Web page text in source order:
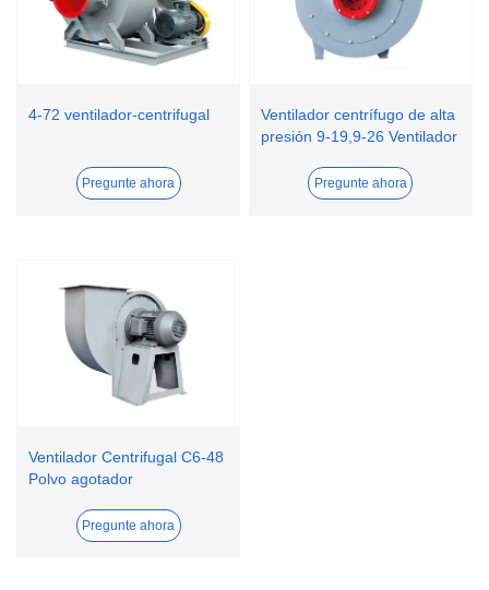
4-72 ventilador-centrifugal
Pregunte ahora
Ventilador centrífugo de alta
presión 9-19,9-26 Ventilador
Pregunte ahora
Ventilador Centrifugal C6-48
Polvo agotador
Pregunte ahora